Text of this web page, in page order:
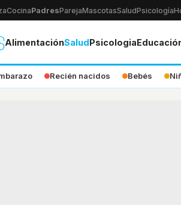
CocinaPadresParejaMascotasSaludPsicología
AlimentaciónSaludPsicologia
Recién nacidos Bebés